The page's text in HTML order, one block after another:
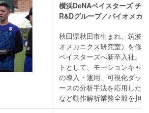
横浜DeNAベイスターズ チ
R&Dグループ／バイオメカ
秋田県秋田市生まれ。筑波
オメカニクス研究室）を修
ベイスターズへ新卒入社。
トとして、モーションキャ
の導入・運用、可視化ダッ
ースの分析手法を応用した
など動作解析業務全般を担